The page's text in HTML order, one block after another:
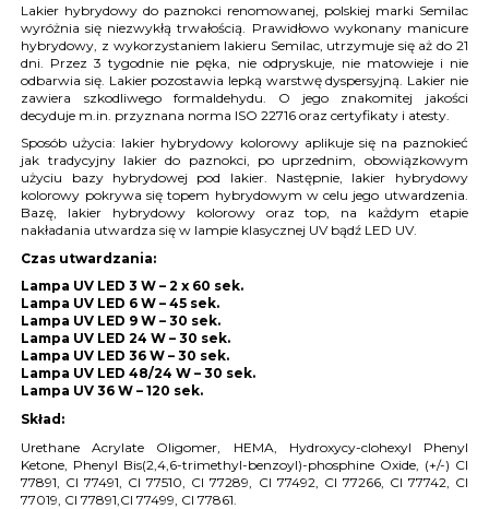
Lakier hybrydowy do paznokci renomowanej, polskiej marki Semilac
wyróżnia się niezwykłą trwałością. Prawidłowo wykonany manicure
hybrydowy, z wykorzystaniem lakieru Semilac, utrzymuje się aż do 21
dni. Przez 3 tygodnie nie pęka, nie odpryskuje, nie matowieje i nie
odbarwia się. Lakier pozostawia lepką warstwę dyspersyjną. Lakier nie
zawiera szkodliwego formaldehydu. O jego znakomitej jakości
decyduje m.in. przyznana norma ISO 22716 oraz certyfikaty i atesty.
Sposób użycia: lakier hybrydowy kolorowy aplikuje się na paznokieć
jak tradycyjny lakier do paznokci, po uprzednim, obowiązkowym
użyciu bazy hybrydowej pod lakier. Następnie, lakier hybrydowy
kolorowy pokrywa się topem hybrydowym w celu jego utwardzenia.
Bazę, lakier hybrydowy kolorowy oraz top, na każdym etapie
nakładania utwardza się w lampie klasycznej UV bądź LED UV.
Czas utwardzania:
Lampa UV LED 3 W – 2 x 60 sek.
Lampa UV LED 6 W – 45 sek.
Lampa UV LED 9 W – 30 sek.
Lampa UV LED 24 W – 30 sek.
Lampa UV LED 36 W – 30 sek.
Lampa UV LED 48/24 W – 30 sek.
Lampa UV 36 W – 120 sek.
Skład:
Urethane Acrylate Oligomer, HEMA, Hydroxycy-clohexyl Phenyl
Ketone, Phenyl Bis(2,4,6-trimethyl-benzoyI)-phosphine Oxide, (+/-) CI
77891, CI 77491, CI 77510, CI 77289, CI 77492, CI 77266, CI 77742, CI
77019, CI 77891,CI 77499, CI 77861.